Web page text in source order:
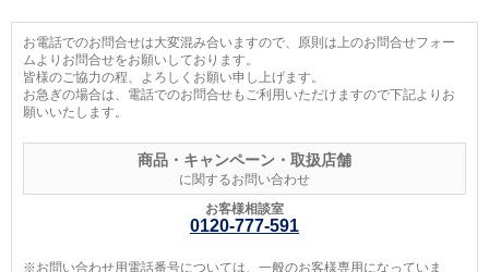
お電話でのお問合せは大変混み合いますので、原則は上のお問合せフォー
ムよりお問合せをお願いしております。
皆様のご協力の程、よろしくお願い申し上げます。
お急ぎの場合は、電話でのお問合せもご利用いただけますので下記よりお
願いいたします。
商品・キャンペーン・取扱店舗
に関するお問い合わせ
お客様相談室
0120-777-591
※お問い合わせ用電話番号については、一般のお客様専用になっていま